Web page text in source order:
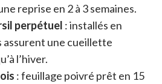
reprise en 2 à 3 semaines.
perpétuel : installés en
assurent une cueillette
l’hiver.
: feuillage poivré prêt en 15